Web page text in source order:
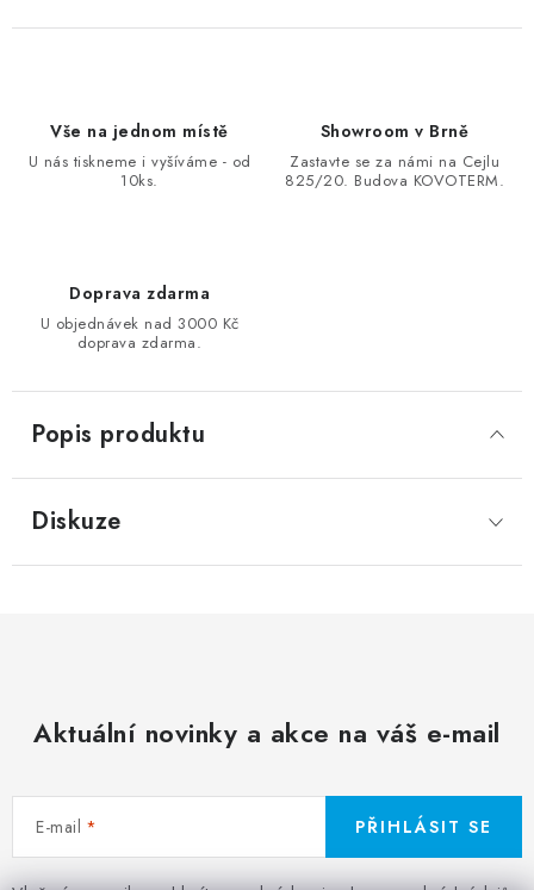
Vše na jednom místě
U nás tiskneme i vyšíváme - od
10ks.
Showroom v Brně
Zastavte se za námi na Cejlu
825/20. Budova KOVOTERM.
Doprava zdarma
U objednávek nad 3000 Kč
doprava zdarma.
Popis produktu
Diskuze
Aktuální novinky a akce na váš e-mail
E-mail PŘIHLÁSIT SE